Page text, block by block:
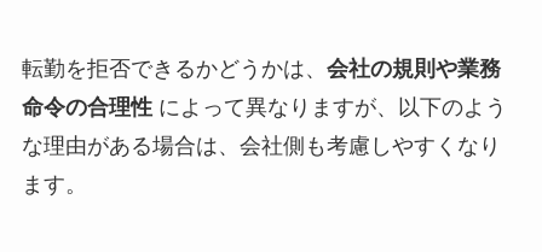
転勤を拒否できるかどうかは、 会社の規則や業務
命令の合理性によって異なりますが、以下のよう
な理由がある場合は、会社側も考慮しやすくなり
ます。